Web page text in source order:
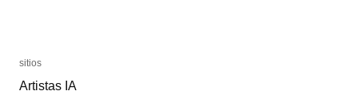
sitios
Artistas IA
sitios
Artistas IA